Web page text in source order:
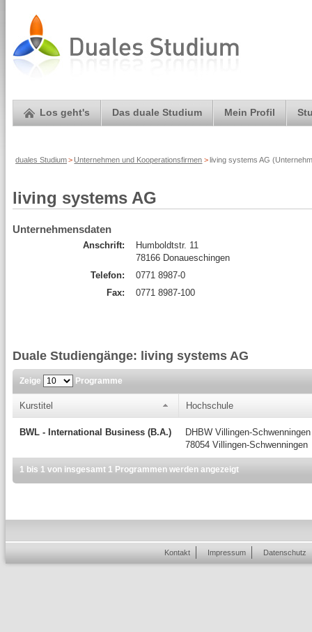
Los geht's Das duale Studium Mein Profil
duales Studium> Unternehmen und Kooperationsfirmen >living systems AG
living systems AG
Unternehmensdaten
Anschrift:
Humboldtstr. 11
78166 Donaueschingen
Telefon:
0771 8987-0
Fax:
0771 8987-100
Duale Studiengänge: living systems AG
Zeige Programme
Kurstitel Hochschule
BWL - International Business (B.A.)
DHBW Villingen-Schwenningen
78054 Villingen-Schwenningen
1 bis 1 von insgesamt 1 Programmen werden angezeigt
Kontakt Impressum Datenschutz